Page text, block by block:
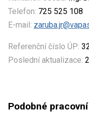
Telefon: 725 525 108
E-mail:
Referenční číslo ÚP:
Poslední aktualizace:
Podobné